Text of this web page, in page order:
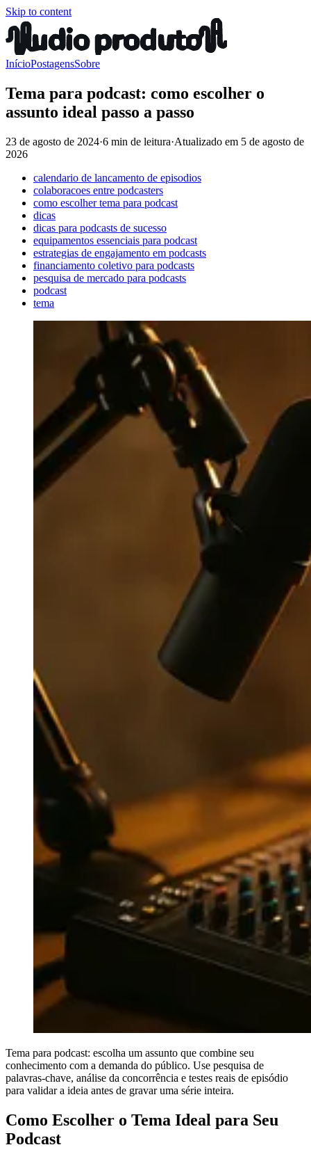
Skip to content
InícioPostagensSobre
Tema para podcast: como escolher o
assunto ideal passo a passo
23 de agosto de 2024·6 min de leitura·Atualizado em 5 de agosto de
2026
calendario de lancamento de episodios
colaboracoes entre podcasters
como escolher tema para podcast
dicas
dicas para podcasts de sucesso
equipamentos essenciais para podcast
estrategias de engajamento em podcasts
financiamento coletivo para podcasts
pesquisa de mercado para podcasts
podcast
tema
Tema para podcast: escolha um assunto que combine seu
conhecimento com a demanda do público. Use pesquisa de
palavras-chave, análise da concorrência e testes reais de episódio
para validar a ideia antes de gravar uma série inteira.
Como Escolher o Tema Ideal para Seu
Podcast